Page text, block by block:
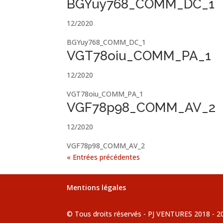
BGYuy768_COMM_DC_1
12/2020
BGYuy768_COMM_DC_1
VGT78oiu_COMM_PA_1
12/2020
VGT78oiu_COMM_PA_1
VGF78p98_COMM_AV_2
12/2020
VGF78p98_COMM_AV_2
« Entrées précédentes
Mentions légales
© Tous droits réservés - PJ VENTURES 2018 -